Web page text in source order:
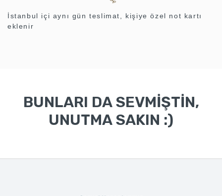
İstanbul içi aynı gün teslimat, kişiye özel not kartı
eklenir
BUNLARI DA SEVMİŞTİN,
UNUTMA SAKIN :)